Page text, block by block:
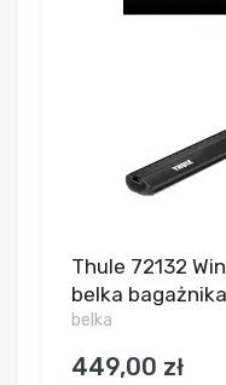
Thule 72132
belka
belka
449,00 zł